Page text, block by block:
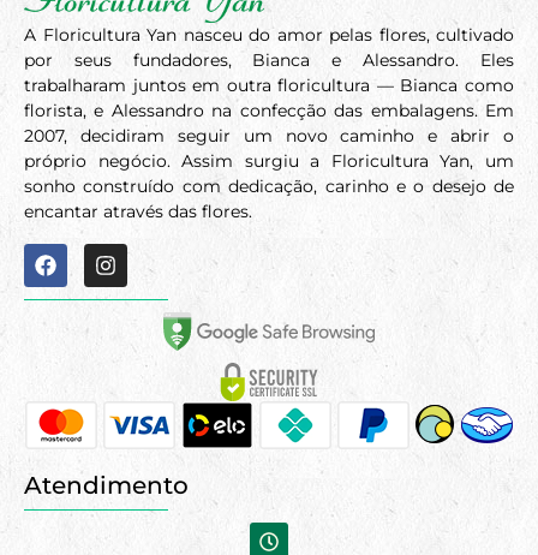
A Floricultura Yan nasceu do amor pelas flores, cultivado
por seus fundadores, Bianca e Alessandro. Eles
trabalharam juntos em outra floricultura — Bianca como
florista, e Alessandro na confecção das embalagens. Em
2007, decidiram seguir um novo caminho e abrir o
próprio negócio. Assim surgiu a Floricultura Yan, um
sonho construído com dedicação, carinho e o desejo de
encantar através das flores.
Atendimento